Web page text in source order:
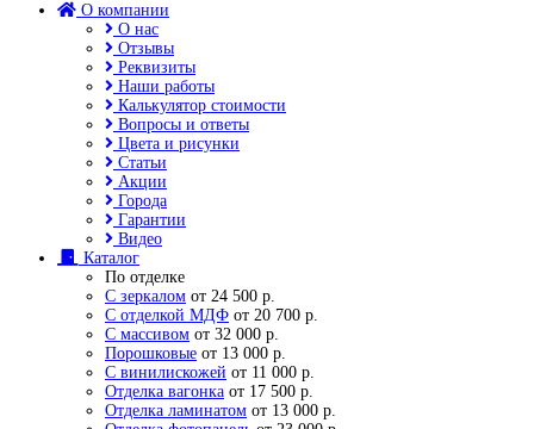
О компании
О нас
Отзывы
Реквизиты
Наши работы
Калькулятор стоимости
Вопросы и ответы
Цвета и рисунки
Статьи
Акции
Города
Гарантии
Видео
Каталог
По отделке
С зеркалом от 24 500 р.
С отделкой МДФ от 20 700 р.
С массивом от 32 000 р.
Порошковые от 13 000 р.
С винилискожей от 11 000 р.
Отделка вагонка от 17 500 р.
Отделка ламинатом от 13 000 р.